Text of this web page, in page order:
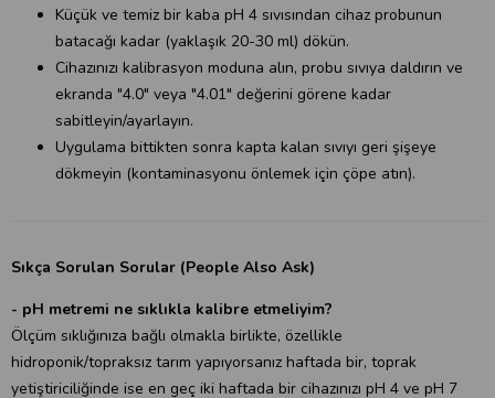
Küçük ve temiz bir kaba pH 4 sıvısından cihaz probunun
batacağı kadar (yaklaşık 20-30 ml) dökün.
Cihazınızı kalibrasyon moduna alın, probu sıvıya daldırın ve
ekranda "4.0" veya "4.01" değerini görene kadar
sabitleyin/ayarlayın.
Uygulama bittikten sonra kapta kalan sıvıyı geri şişeye
dökmeyin (kontaminasyonu önlemek için çöpe atın).
Sıkça Sorulan Sorular (People Also Ask)
- pH metremi ne sıklıkla kalibre etmeliyim?
Ölçüm sıklığınıza bağlı olmakla birlikte, özellikle
hidroponik/topraksız tarım yapıyorsanız haftada bir, toprak
yetiştiriciliğinde ise en geç iki haftada bir cihazınızı pH 4 ve pH 7